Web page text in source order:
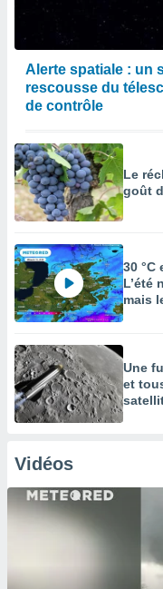
Alerte spatiale : un
rescousse du
de contrôle
Le
goût
30 °C
L’été
mais
Une
et
Vidéos